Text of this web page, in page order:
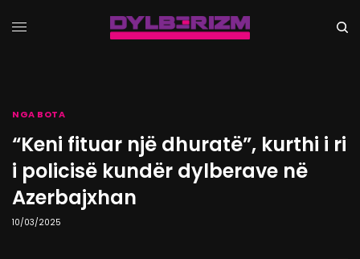
NGA BOTA
“Keni fituar një dhuratë”, kurthi i ri
i policisë kundër dylberave në
Azerbajxhan
10/03/2025